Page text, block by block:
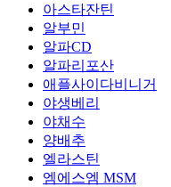
아스타잔틴
알부민
알파CD
알파리포산
애플사이다비니거
야생베리
야채수
양배추
엘라스틴
엠에스엠 MSM